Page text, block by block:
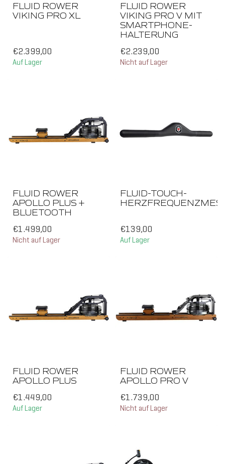
FLUID ROWER
VIKING PRO XL
€2.399,00
Auf Lager
FLUID ROWER
VIKING PRO V MIT
SMARTPHONE-
HALTERUNG
€2.239,00
Nicht auf Lager
FLUID ROWER
APOLLO PLUS +
BLUETOOTH
€1.499,00
Nicht auf Lager
FLUID-TOUCH-
€139,00
Auf Lager
FLUID ROWER
APOLLO PLUS
€1.449,00
Auf Lager
FLUID ROWER
APOLLO PRO V
€1.739,00
Nicht auf Lager